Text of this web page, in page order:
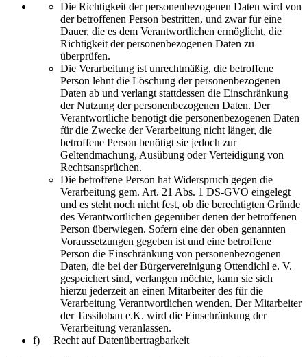
Die Richtigkeit der personenbezogenen Daten wird von
der betroffenen Person bestritten, und zwar für eine
Dauer, die es dem Verantwortlichen ermöglicht, die
Richtigkeit der personenbezogenen Daten zu
überprüfen.
Die Verarbeitung ist unrechtmäßig, die betroffene
Person lehnt die Löschung der personenbezogenen
Daten ab und verlangt stattdessen die Einschränkung
der Nutzung der personenbezogenen Daten. Der
Verantwortliche benötigt die personenbezogenen Daten
für die Zwecke der Verarbeitung nicht länger, die
betroffene Person benötigt sie jedoch zur
Geltendmachung, Ausübung oder Verteidigung von
Rechtsansprüchen.
Die betroffene Person hat Widerspruch gegen die
Verarbeitung gem. Art. 21 Abs. 1 DS-GVO eingelegt
und es steht noch nicht fest, ob die berechtigten Gründe
des Verantwortlichen gegenüber denen der betroffenen
Person überwiegen. Sofern eine der oben genannten
Voraussetzungen gegeben ist und eine betroffene
Person die Einschränkung von personenbezogenen
Daten, die bei der Bürgervereinigung Ottendichl e. V.
gespeichert sind, verlangen möchte, kann sie sich
hierzu jederzeit an einen Mitarbeiter des für die
Verarbeitung Verantwortlichen wenden. Der Mitarbeiter
der Tassilobau e.K. wird die Einschränkung der
Verarbeitung veranlassen.
f) Recht auf Datenübertragbarkeit